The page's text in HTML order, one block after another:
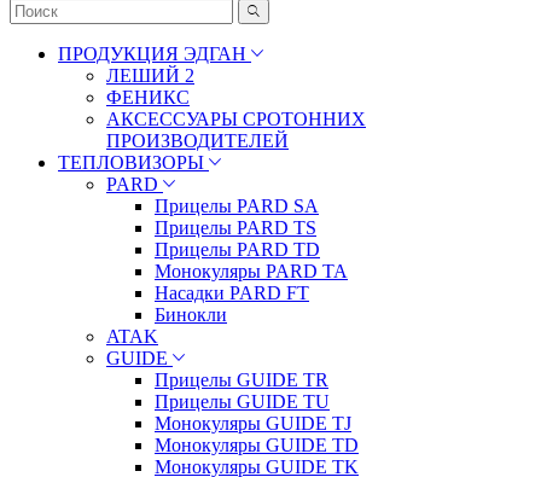
ПРОДУКЦИЯ ЭДГАН
ЛЕШИЙ 2
ФЕНИКС
АКСЕССУАРЫ СРОТОННИХ
ПРОИЗВОДИТЕЛЕЙ
ТЕПЛОВИЗОРЫ
PARD
Прицелы PARD SA
Прицелы PARD TS
Прицелы PARD TD
Монокуляры PARD TA
Насадки PARD FT
Бинокли
ATAK
GUIDE
Прицелы GUIDE TR
Прицелы GUIDE TU
Монокуляры GUIDE TJ
Монокуляры GUIDE TD
Монокуляры GUIDE TK